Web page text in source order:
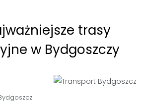
trasy
w Bydgoszczy